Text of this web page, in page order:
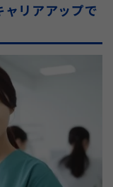
リアアップで